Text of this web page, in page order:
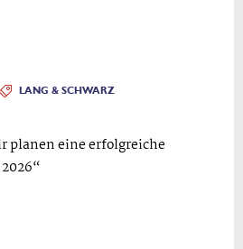
LANG & SCHWARZ
planen eine erfolgreiche